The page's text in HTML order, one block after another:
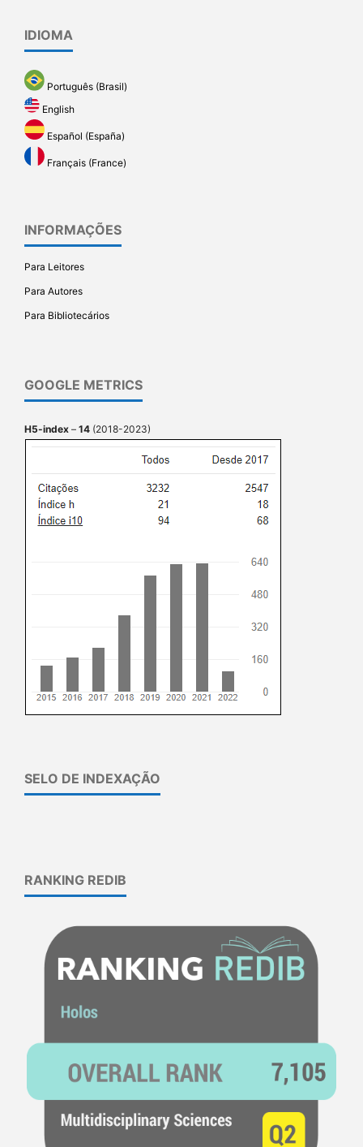
IDIOMA
Português (Brasil)
English
Español (España)
Français (France)
INFORMAÇÕES
Para Leitores
Para Autores
Para Bibliotecários
GOOGLE METRICS
H5-index – 14 (2018-2023)
SELO DE INDEXAÇÃO
RANKING REDIB